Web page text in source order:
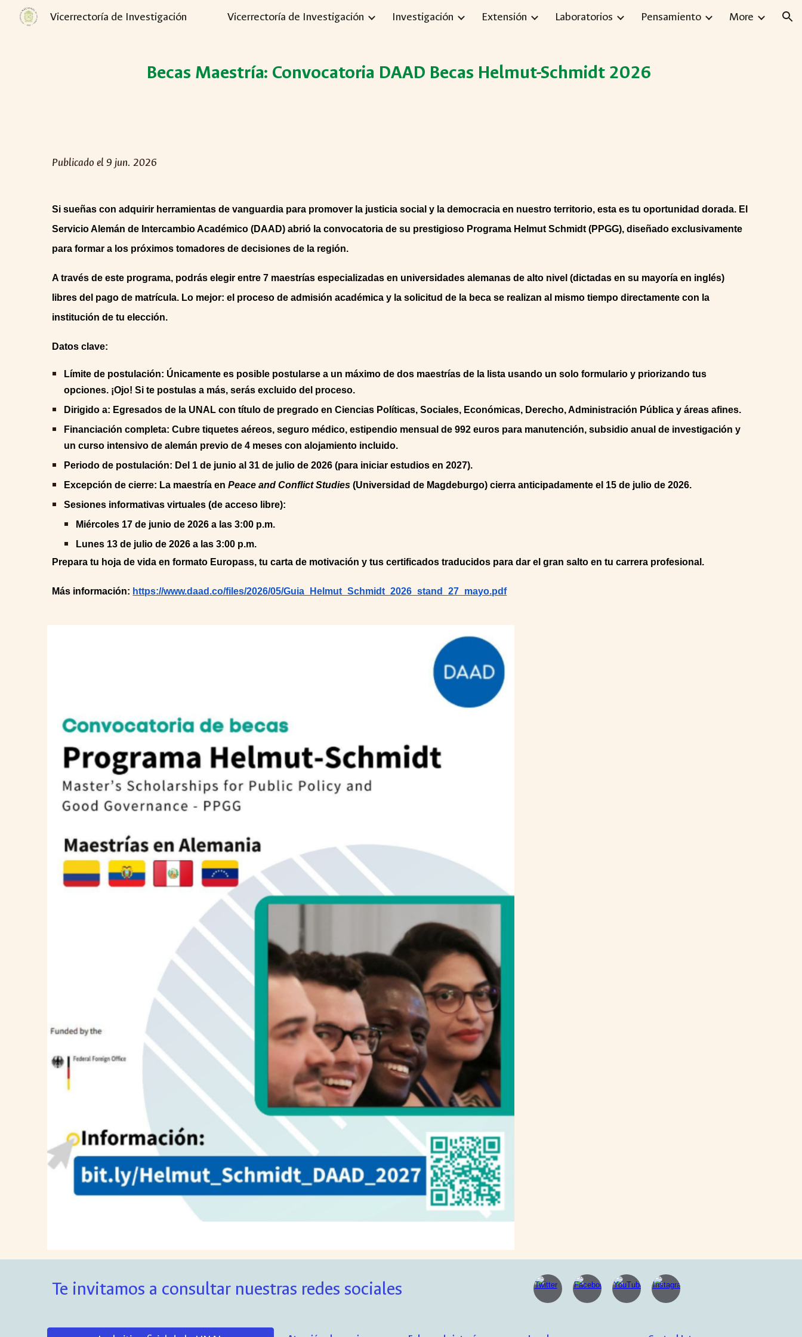
Skip to main content Skip to navigation
Vicerrectoría de Investigación Vicerrectoría de Investigación Investigación Extensión Laboratorios Pensamiento More
Becas Maestría: Convocatoria DAAD Becas Helmut-Schmidt 2026
Publicado el9 jun. 2026
Si sueñas con adquirir herramientas de vanguardia para promover la justicia social y la democracia en nuestro territorio, esta es tu oportunidad dorada. El
Servicio Alemán de Intercambio Académico (DAAD) abrió la convocatoria de su prestigioso Programa Helmut Schmidt (PPGG), diseñado exclusivamente
para formar a los próximos tomadores de decisiones de la región.
A través de este programa, podrás elegir entre 7 maestrías especializadas en universidades alemanas de alto nivel (dictadas en su mayoría en inglés)
libres del pago de matrícula. Lo mejor: el proceso de admisión académica y la solicitud de la beca se realizan al mismo tiempo directamente con la
institución de tu elección.
Datos clave:
Límite de postulación: Únicamente es posible postularse a un máximo de dos maestrías de la lista usando un solo formulario y priorizando tus
opciones. ¡Ojo! Si te postulas a más, serás excluido del proceso.
Dirigido a: Egresados de la UNAL con título de pregrado en Ciencias Políticas, Sociales, Económicas, Derecho, Administración Pública y áreas afines.
Financiación completa: Cubre tiquetes aéreos, seguro médico, estipendio mensual de 992 euros para manutención, subsidio anual de investigación y
un curso intensivo de alemán previo de 4 meses con alojamiento incluido.
Periodo de postulación: Del 1 de junio al 31 de julio de 2026 (para iniciar estudios en 2027).
Excepción de cierre: La maestría enPeace and Conflict Studies (Universidad de Magdeburgo) cierra anticipadamente el 15 de julio de 2026.
Sesiones informativas virtuales (de acceso libre):
Miércoles 17 de junio de 2026 a las 3:00 p.m.
Lunes 13 de julio de 2026 a las 3:00 p.m.
Prepara tu hoja de vida en formato Europass, tu carta de motivación y tus certificados traducidos para dar el gran salto en tu carrera profesional.
Más información: https://www.daad.co/files/2026/05/Guia_Helmut_Schmidt_2026_stand_27_mayo.pdf
Te invitamos a consultar nuestras redes sociales